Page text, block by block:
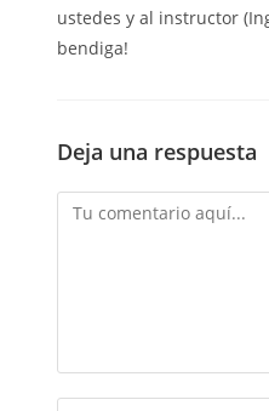
ustedes y al instructor
bendiga!
Deja una respuesta